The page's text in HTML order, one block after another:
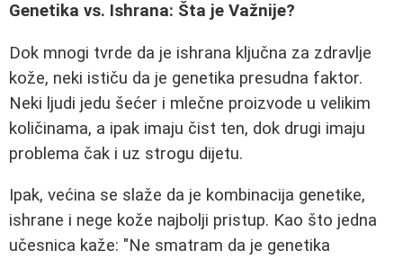
Genetika vs. Ishrana: Šta je Važnije?
Dok mnogi tvrde da je ishrana ključna za zdravlje
kože, neki ističu da je genetika presudna faktor.
Neki ljudi jedu šećer i mlečne proizvode u velikim
količinama, a ipak imaju čist ten, dok drugi imaju
problema čak i uz strogu dijetu.
Ipak, većina se slaže da je kombinacija genetike,
ishrane i nege kože najbolji pristup. Kao što jedna
učesnica kaže: "Ne smatram da je genetika